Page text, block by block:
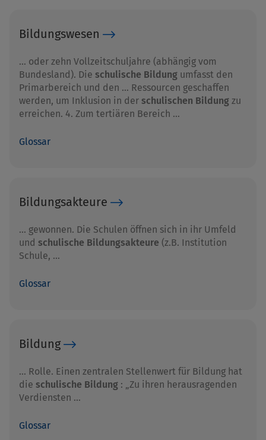
Bildungswesen
… oder zehn Vollzeitschuljahre (abhängig vom
Bundesland). Die schulische Bildung umfasst den
Primarbereich und den … Ressourcen geschaffen
werden, um Inklusion in der schulischen Bildung zu
erreichen. 4. Zum tertiären Bereich …
Glossar
Bildungsakteure
… gewonnen. Die Schulen öffnen sich in ihr Umfeld
und schulische Bildungsakteure (z.B. Institution
Schule, …
Glossar
Bildung
… Rolle. Einen zentralen Stellenwert für Bildung hat
die schulische Bildung : „Zu ihren herausragenden
Verdiensten …
Glossar